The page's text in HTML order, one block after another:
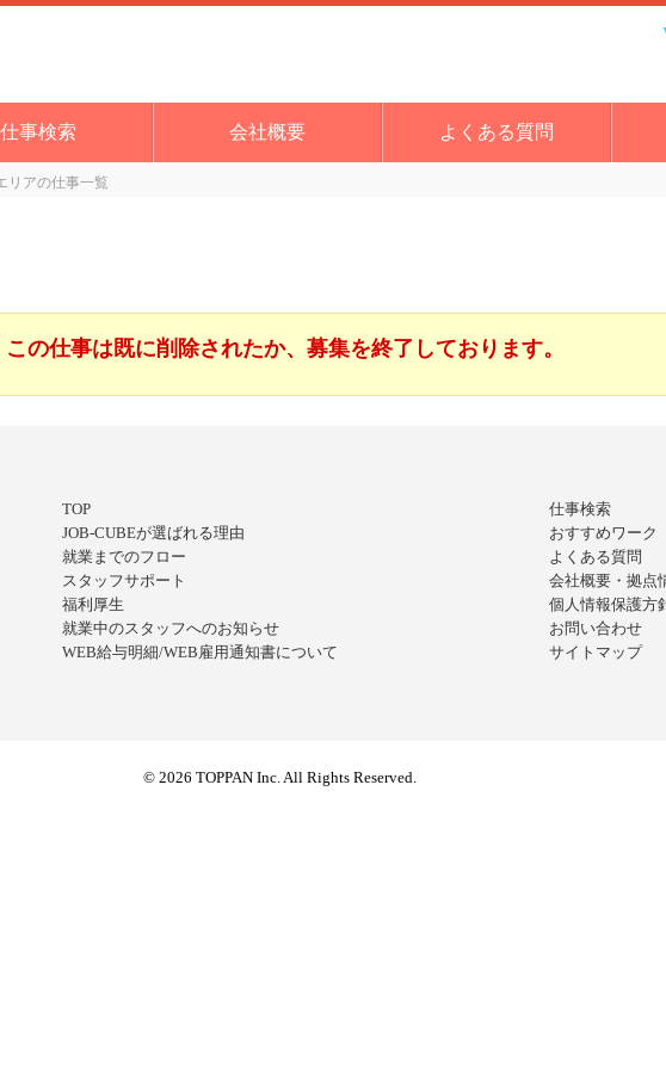
仕事検索 会社概要 よくある質問
リアの仕事一覧
この仕事は既に削除されたか、募集を終了しております。
TOP
JOB-CUBEが選ばれる理由
就業までのフロー
スタッフサポート
福利厚生
就業中のスタッフへのお知らせ
WEB給与明細/WEB雇用通知書について
仕事検索
おすすめワーク
よくある質問
会社概要・拠点
個人情報保護方
お問い合わせ
サイトマップ
© 2026 TOPPAN Inc. All Rights Reserved.